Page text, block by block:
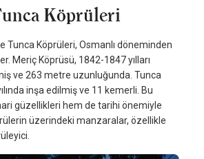
Köprüleri
Tunca Köprüleri, Osmanlı döneminden
Meriç Köprüsü, 1842-1847 yılları
ve 263 metre uzunluğunda. Tunca
inşa edilmiş ve 11 kemerli. Bu
güzellikleri hem de tarihi önemiyle
üzerindeki manzaralar, özellikle